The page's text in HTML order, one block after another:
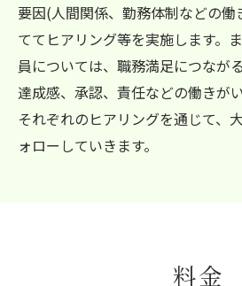
要因(人間関係、勤務体制などの働
ててヒアリング等を実施します。
員については、職務満足につなが
達成感、承認、責任などの働きが
それぞれのヒアリングを通じて、
ォローしていきます。
料金